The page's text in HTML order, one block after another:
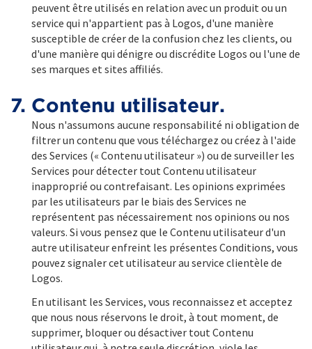
peuvent être utilisés en relation avec un produit ou un
service qui n'appartient pas à Logos, d'une manière
susceptible de créer de la confusion chez les clients, ou
d'une manière qui dénigre ou discrédite Logos ou l'une de
ses marques et sites affiliés.
7. Contenu utilisateur.
Nous n'assumons aucune responsabilité ni obligation de
filtrer un contenu que vous téléchargez ou créez à l'aide
des Services (« Contenu utilisateur ») ou de surveiller les
Services pour détecter tout Contenu utilisateur
inapproprié ou contrefaisant. Les opinions exprimées
par les utilisateurs par le biais des Services ne
représentent pas nécessairement nos opinions ou nos
valeurs. Si vous pensez que le Contenu utilisateur d'un
autre utilisateur enfreint les présentes Conditions, vous
pouvez signaler cet utilisateur au service clientèle de
Logos.
En utilisant les Services, vous reconnaissez et acceptez
que nous nous réservons le droit, à tout moment, de
supprimer, bloquer ou désactiver tout Contenu